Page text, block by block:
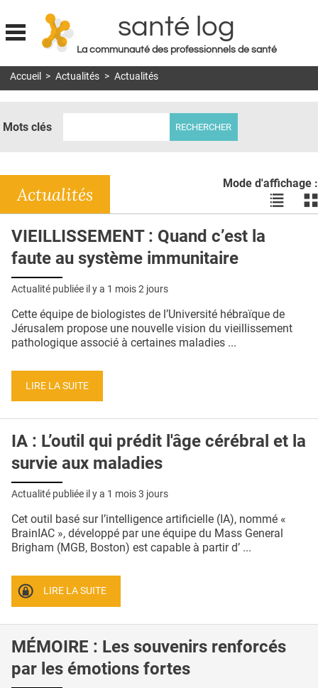
Jump to navigation
santé log
La communauté des professionnels de santé
MON COMPTE
DOSSIERS
RÉSEAUX
E-REVUE SAD
QUI SOMMES-NOUS ?
CONDITIONS GÉNÉRALES
CRÉDITS
Accueil > Actualités > Actualités
Mots clés
Mode d'affichage :
Voir
les
les
Actualités
VIEILLISSEMENT : Quand c’est la
faute au système immunitaire
Actualité publiée il y a 1 mois 2 jours
Cette équipe de biologistes de l’Université hébraïque de
Jérusalem propose une nouvelle vision du vieillissement
pathologique associé à certaines maladies ...
LIRE LA SUITE
IA : L’outil qui prédit l'âge cérébral et la
survie aux maladies
Actualité publiée il y a 1 mois 3 jours
Cet outil basé sur l’intelligence artificielle (IA), nommé «
BrainIAC », développé par une équipe du Mass General
Brigham (MGB, Boston) est capable à partir d’ ...
LIRE LA SUITE
MÉMOIRE : Les souvenirs renforcés
par les émotions fortes